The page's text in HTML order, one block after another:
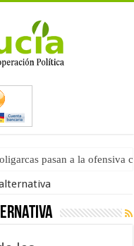
pasan a la ofensiva